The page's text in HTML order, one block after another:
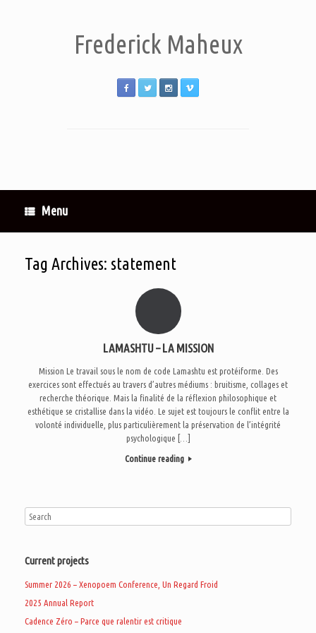
Frederick Maheux
Menu
Tag Archives: statement
LAMASHTU – LA MISSION
Mission Le travail sous le nom de code Lamashtu est protéiforme. Des
exercices sont effectués au travers d’autres médiums : bruitisme, collages et
recherche théorique. Mais la finalité de la réflexion philosophique et
esthétique se cristallise dans la vidéo. Le sujet est toujours le conflit entre la
volonté individuelle, plus particulièrement la préservation de l’intégrité
psychologique […]
Continue reading
Current projects
Summer 2026 – Xenopoem Conference, Un Regard Froid
2025 Annual Report
Cadence Zéro – Parce que ralentir est critique